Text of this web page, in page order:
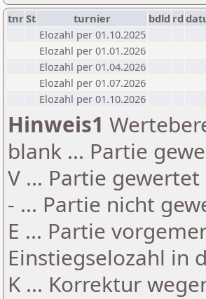
tnrSt turnier bdld rd
Elozahl per 01.10.2025
Elozahl per 01.01.2026
Elozahl per 01.04.2026
Elozahl per 01.07.2026
Elozahl per 01.10.2026
Hinweis1
blank ... Partie
V ... Partie
- ... Partie nicht
E ... Partie
Einstiegselozahl in
K ... Korrektur